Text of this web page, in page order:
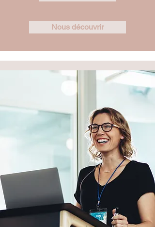
Nous découvrir